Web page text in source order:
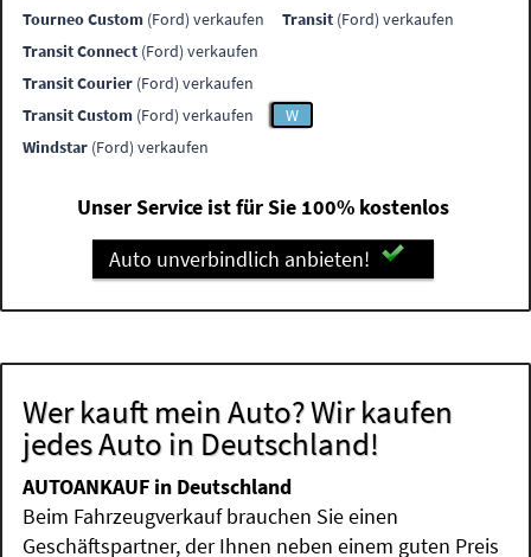
Tourneo Custom (Ford) verkaufen Transit (Ford) verkaufen
Transit Connect (Ford) verkaufen
Transit Courier (Ford) verkaufen
Transit Custom (Ford) verkaufen
W
Windstar (Ford) verkaufen
Unser Service ist für Sie 100% kostenlos
Auto unverbindlich anbieten!
Wer kauft mein Auto? Wir kaufen
jedes Auto in Deutschland!
AUTOANKAUF in Deutschland
Beim Fahrzeugverkauf brauchen Sie einen
Geschäftspartner, der Ihnen neben einem guten Preis